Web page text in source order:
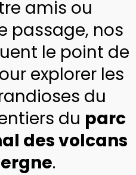
amis ou
passage, nos
le point de
explorer les
du
du parc
des volcans
.